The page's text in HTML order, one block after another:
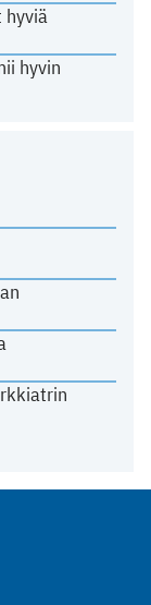
hyviä
hyvin